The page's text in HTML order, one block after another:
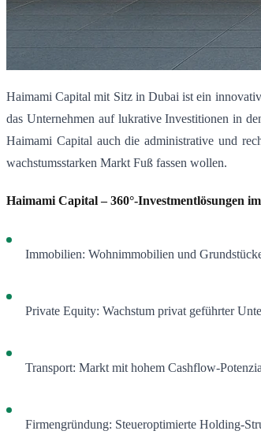
Haimami Capital mit Sitz in Dubai ist ein
das Unternehmen auf lukrative Investitionen in
Haimami Capital auch die administrative und
wachstumsstarken Markt Fuß fassen wollen.
Haimami Capital – 360°-Investmentlösungen
Immobilien: Wohnimmobilien und
Private Equity: Wachstum privat geführter
Transport: Markt mit hohem Cashflow-
Firmengründung: Steueroptimierte Holding-